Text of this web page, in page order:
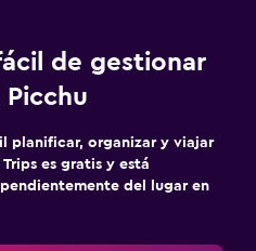
de gestionar
planificar, organizar y viajar
es gratis y está
del lugar en